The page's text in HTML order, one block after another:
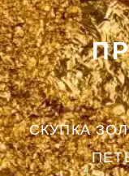
СКУПКА